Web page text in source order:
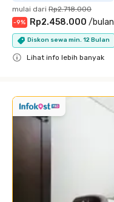
mulai dari Rp2.718.000
-9% Rp2.458.000 /bulan
Diskon sewa min. 12 Bulan
Lihat info lebih banyak